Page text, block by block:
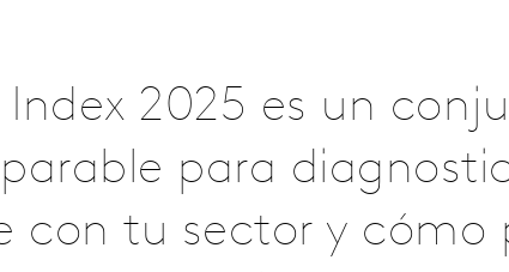
2025 es un
para
con tu sector y cómo